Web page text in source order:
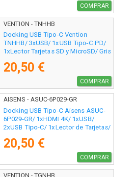
COMPRAR
VENTION - TNHHB
Docking USB Tipo-C Vention
TNHHB/ 3xUSB/ 1xUSB Tipo-C PD/
1xLector Tarjetas SD y MicroSD/ Gris
20,50 €
COMPRAR
AISENS - ASUC-6P029-GR
Docking USB Tipo-C Aisens ASUC-
6P029-GR/ 1xHDMI 4K/ 1xUSB/
2xUSB Tipo-C/ 1xLector de Tarjetas/
20,50 €
COMPRAR
VENTION - TGNHB